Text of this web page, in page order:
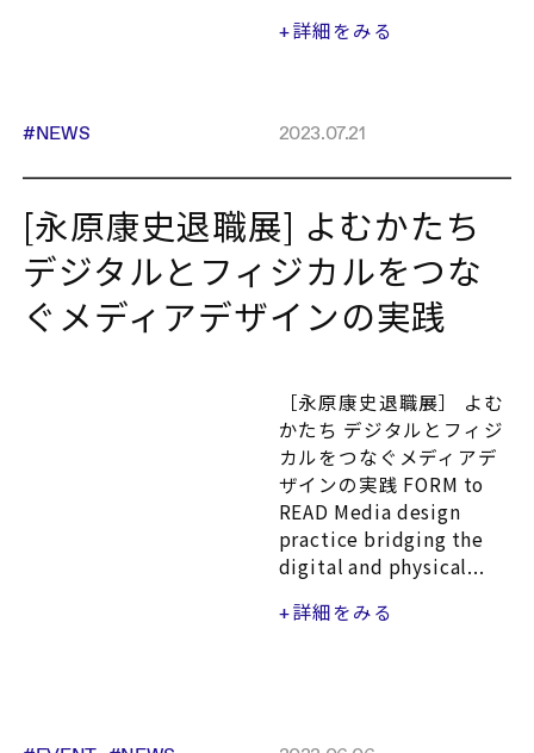
+詳細をみる
#NEWS 2023.07.21
[永原康史退職展] よむかたち
デジタルとフィジカルをつな
ぐメディアデザインの実践
［永原康史退職展］ よむ
かたち デジタルとフィジ
カルをつなぐメディアデ
ザインの実践 FORM to
READ Media design
practice bridging the
digital and physical...
+詳細をみる